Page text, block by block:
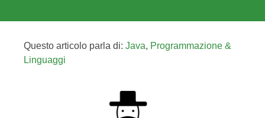
Questo articolo parla di: Java, Programmazione &
Linguaggi